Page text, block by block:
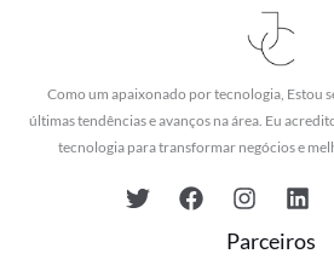
Como um apaixonado por tecnologia, Estou
últimas tendências e avanços na área. Eu
tecnologia para transformar negócios e
Parceiros